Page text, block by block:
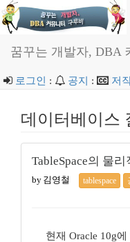
꿈꾸는 개발자, DBA
로그인 : 공지 : 저
데이터베이스
TableSpace의 물
by 김영철 tablespace
현재 Oracle 10g